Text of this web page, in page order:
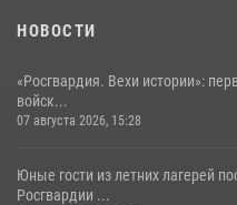
НОВОСТИ
«Росгвардия. Вехи истории»:
войск...
07 августа 2026, 15:28
Юные гости из летних лагерей
Росгвардии ...